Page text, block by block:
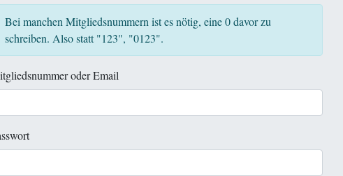
Bei manchen Mitgliedsnummern ist es nötig, eine 0 davor zu
schreiben. Also statt "123", "0123".
oder Email